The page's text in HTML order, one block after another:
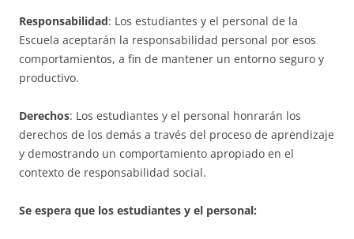
Responsabilidad: Los estudiantes y el personal de la
Escuela aceptarán la responsabilidad personal por esos
comportamientos, a fin de mantener un entorno seguro y
productivo.
Derechos: Los estudiantes y el personal honrarán los
derechos de los demás a través del proceso de aprendizaje
y demostrando un comportamiento apropiado en el
contexto de responsabilidad social.
Se espera que los estudiantes y el personal: